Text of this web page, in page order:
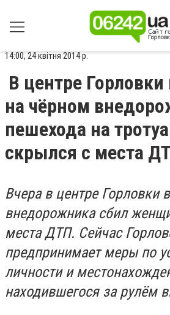
14:00, 24 квітня 2014 р.
В центре Горловки
на чёрном
пешехода на
скрылся с места
Вчера в центре Горловки
внедорожника сбил
места ДТП. Сейчас
предпринимает меры по
личности и
находившегося за рулём